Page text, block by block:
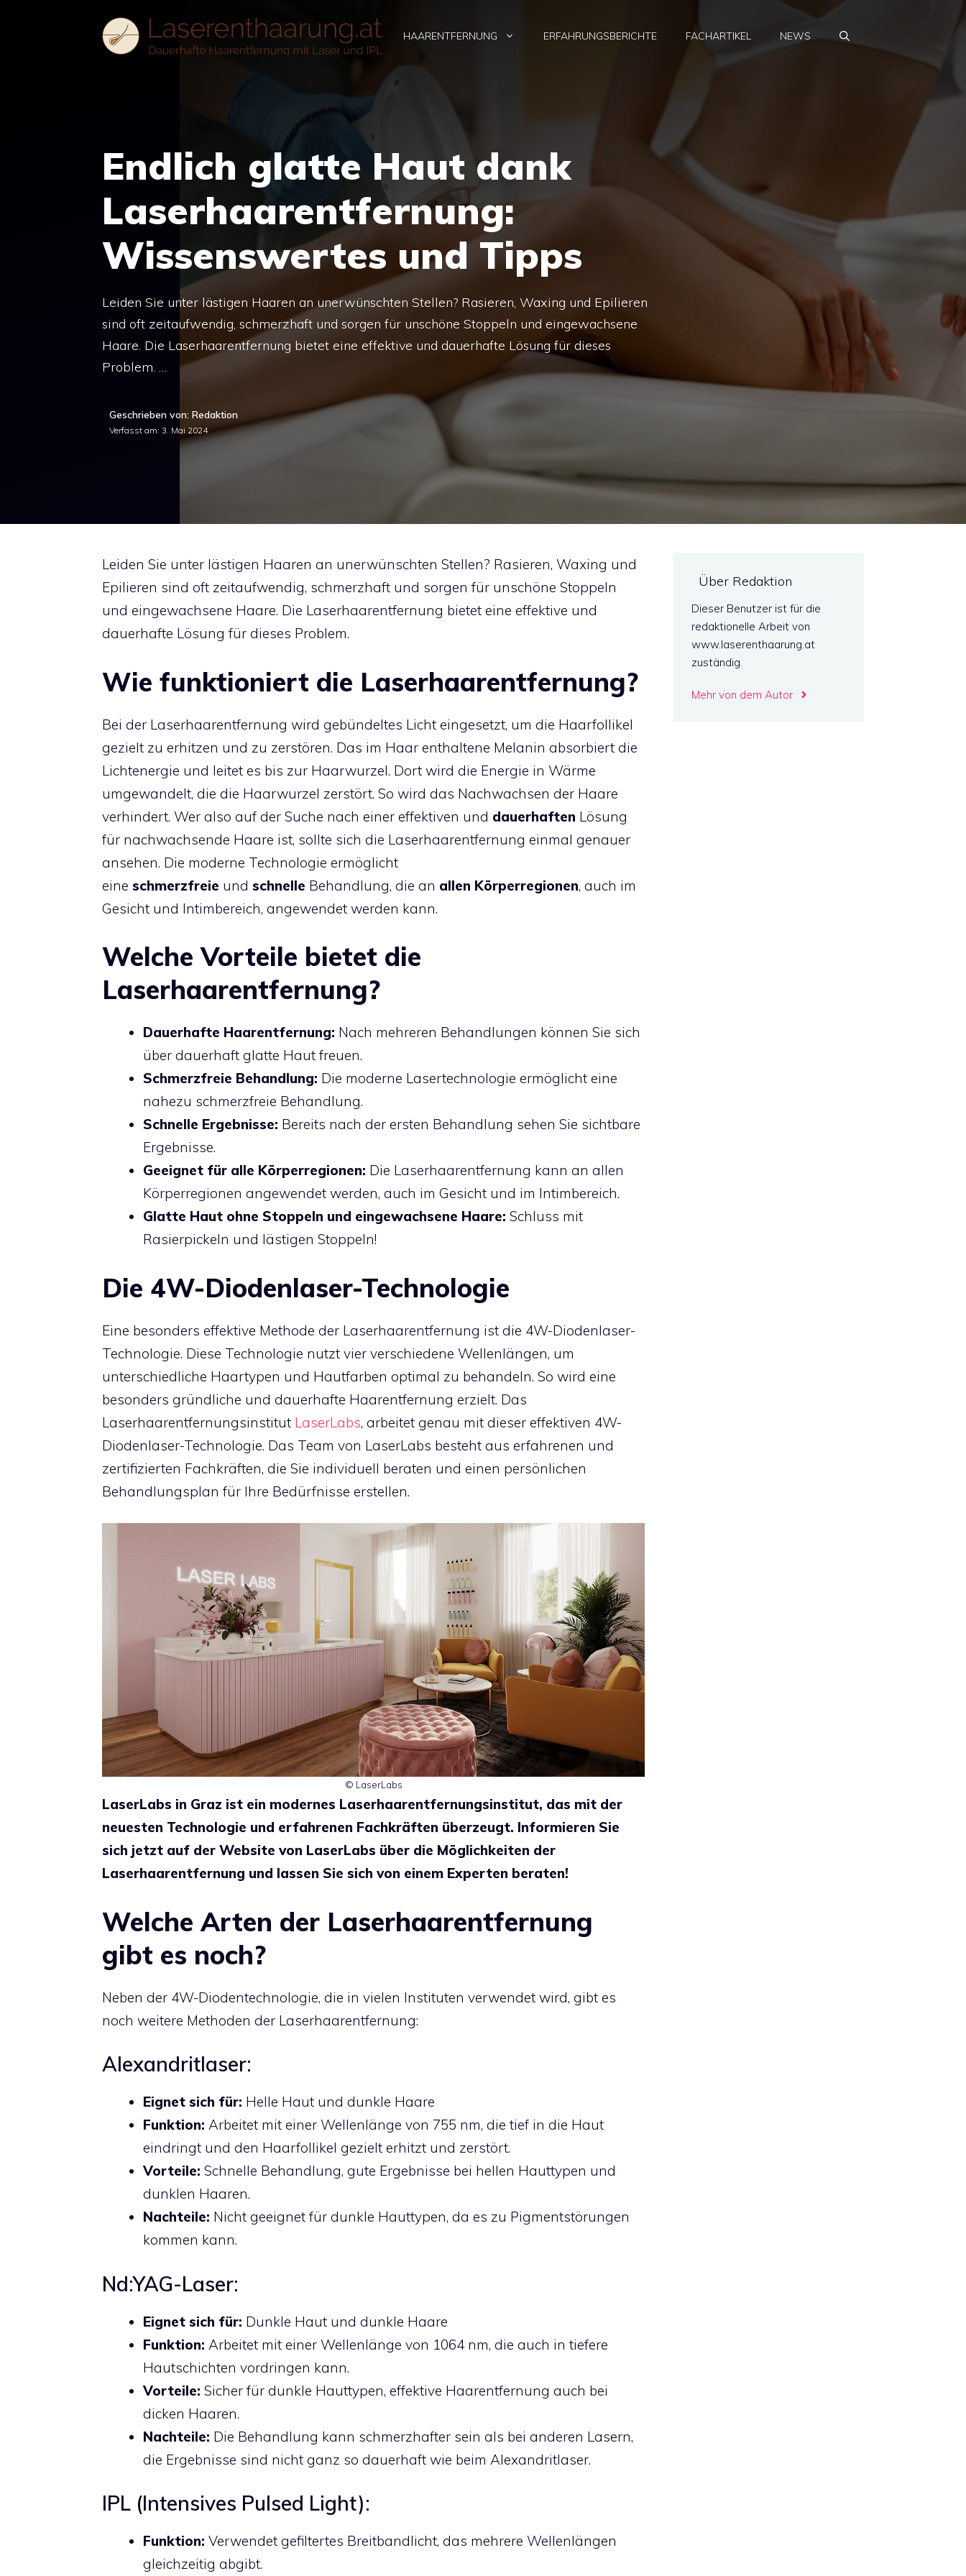
HAARENTFERNUNG ERFAHRUNGSBERICHTE FACHARTIKEL NEWS
Endlich glatte Haut dank
Laserhaarentfernung:
Wissenswertes und Tipps
Leiden Sie unter lästigen Haaren an unerwünschten Stellen? Rasieren, Waxing und Epilieren
sind oft zeitaufwendig, schmerzhaft und sorgen für unschöne Stoppeln und eingewachsene
Haare. Die Laserhaarentfernung bietet eine effektive und dauerhafte Lösung für dieses
Problem. …
Geschrieben von: Redaktion
Verfasst am: 3. Mai 2024
Leiden Sie unter lästigen Haaren an unerwünschten Stellen? Rasieren, Waxing und
Epilieren sind oft zeitaufwendig, schmerzhaft und sorgen für unschöne Stoppeln
und eingewachsene Haare. Die Laserhaarentfernung bietet eine effektive und
dauerhafte Lösung für dieses Problem.
Wie funktioniert die Laserhaarentfernung?
Bei der Laserhaarentfernung wird gebündeltes Licht eingesetzt, um die Haarfollikel
gezielt zu erhitzen und zu zerstören. Das im Haar enthaltene Melanin absorbiert die
Lichtenergie und leitet es bis zur Haarwurzel. Dort wird die Energie in Wärme
umgewandelt, die die Haarwurzel zerstört. So wird das Nachwachsen der Haare
verhindert. Wer also auf der Suche nach einer effektiven und dauerhaften Lösung
für nachwachsende Haare ist, sollte sich die Laserhaarentfernung einmal genauer
ansehen. Die moderne Technologie ermöglicht
eine schmerzfreie und schnelle Behandlung, die an allen Körperregionen, auch im
Gesicht und Intimbereich, angewendet werden kann.
Welche Vorteile bietet die
Laserhaarentfernung?
Dauerhafte Haarentfernung: Nach mehreren Behandlungen können Sie sich
über dauerhaft glatte Haut freuen.
Schmerzfreie Behandlung: Die moderne Lasertechnologie ermöglicht eine
nahezu schmerzfreie Behandlung.
Schnelle Ergebnisse: Bereits nach der ersten Behandlung sehen Sie sichtbare
Ergebnisse.
Geeignet für alle Körperregionen: Die Laserhaarentfernung kann an allen
Körperregionen angewendet werden, auch im Gesicht und im Intimbereich.
Glatte Haut ohne Stoppeln und eingewachsene Haare: Schluss mit
Rasierpickeln und lästigen Stoppeln!
Die 4W-Diodenlaser-Technologie
Eine besonders effektive Methode der Laserhaarentfernung ist die 4W-Diodenlaser-
Technologie. Diese Technologie nutzt vier verschiedene Wellenlängen, um
unterschiedliche Haartypen und Hautfarben optimal zu behandeln. So wird eine
besonders gründliche und dauerhafte Haarentfernung erzielt. Das
Laserhaarentfernungsinstitut LaserLabs, arbeitet genau mit dieser effektiven 4W-
Diodenlaser-Technologie. Das Team von LaserLabs besteht aus erfahrenen und
zertifizierten Fachkräften, die Sie individuell beraten und einen persönlichen
Behandlungsplan für Ihre Bedürfnisse erstellen.
© LaserLabs
LaserLabs in Graz ist ein modernes Laserhaarentfernungsinstitut, das mit der
neuesten Technologie und erfahrenen Fachkräften überzeugt. Informieren Sie
sich jetzt auf der Website von LaserLabs über die Möglichkeiten der
Laserhaarentfernung und lassen Sie sich von einem Experten beraten!
Welche Arten der Laserhaarentfernung
gibt es noch?
Neben der 4W-Diodentechnologie, die in vielen Instituten verwendet wird, gibt es
noch weitere Methoden der Laserhaarentfernung:
Alexandritlaser:
Eignet sich für: Helle Haut und dunkle Haare
Funktion: Arbeitet mit einer Wellenlänge von 755 nm, die tief in die Haut
eindringt und den Haarfollikel gezielt erhitzt und zerstört.
Vorteile: Schnelle Behandlung, gute Ergebnisse bei hellen Hauttypen und
dunklen Haaren.
Nachteile: Nicht geeignet für dunkle Hauttypen, da es zu Pigmentstörungen
kommen kann.
Nd:YAG-Laser:
Eignet sich für: Dunkle Haut und dunkle Haare
Funktion: Arbeitet mit einer Wellenlänge von 1064 nm, die auch in tiefere
Hautschichten vordringen kann.
Vorteile: Sicher für dunkle Hauttypen, effektive Haarentfernung auch bei
dicken Haaren.
Nachteile: Die Behandlung kann schmerzhafter sein als bei anderen Lasern,
die Ergebnisse sind nicht ganz so dauerhaft wie beim Alexandritlaser.
IPL (Intensives Pulsed Light):
Funktion: Verwendet gefiltertes Breitbandlicht, das mehrere Wellenlängen
gleichzeitig abgibt.
Über Redaktion
Dieser Benutzer ist für die
redaktionelle Arbeit von
www.laserenthaarung.at
zuständig.
Mehr von dem Autor